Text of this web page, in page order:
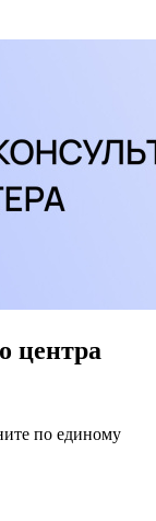
центра
по единому